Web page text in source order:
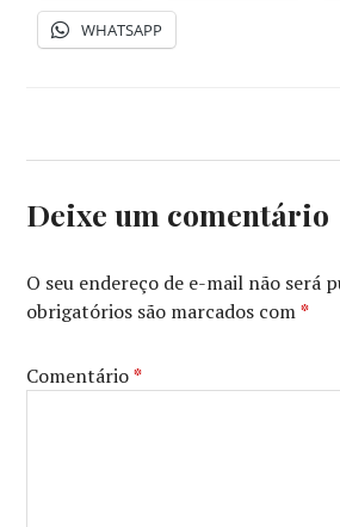
WHATSAPP
Deixe um comentário
O seu endereço de e-mail não será
obrigatórios são marcados com*
Comentário*